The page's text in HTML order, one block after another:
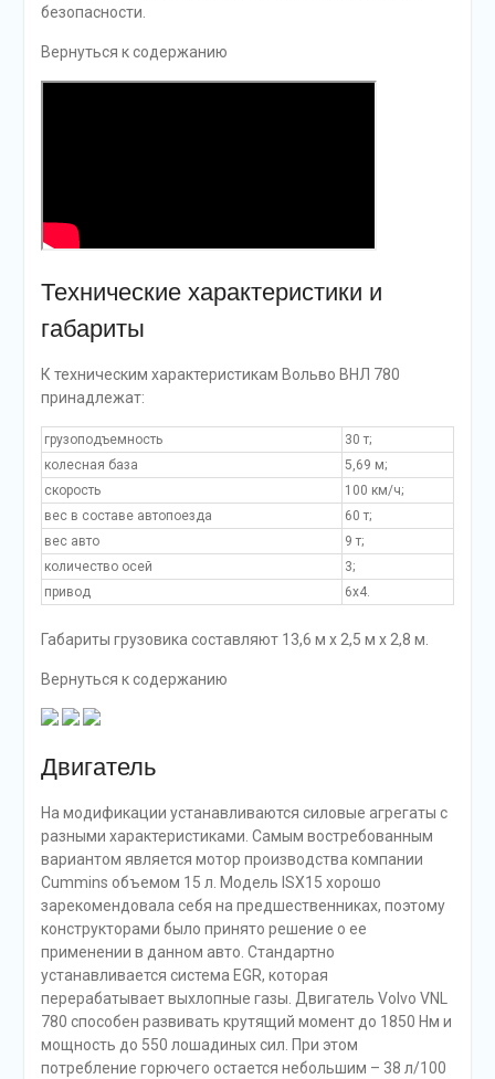
безопасности.
Вернуться к содержанию
Технические характеристики и
габариты
К техническим характеристикам Вольво ВНЛ 780
принадлежат:
грузоподъемность
30 т;
колесная база
5,69 м;
скорость
100 км/ч;
вес в составе автопоезда
60 т;
вес авто
9 т;
количество осей
3;
привод
6х4.
Габариты грузовика составляют 13,6 м х 2,5 м х 2,8 м.
Вернуться к содержанию
Двигатель
На модификации устанавливаются силовые агрегаты с
разными характеристиками. Самым востребованным
вариантом является мотор производства компании
Cummins объемом 15 л. Модель ISX15 хорошо
зарекомендовала себя на предшественниках, поэтому
конструкторами было принято решение о ее
применении в данном авто. Стандартно
устанавливается система EGR, которая
перерабатывает выхлопные газы. Двигатель Volvo VNL
780 способен развивать крутящий момент до 1850 Нм и
мощность до 550 лошадиных сил. При этом
потребление горючего остается небольшим – 38 л/100